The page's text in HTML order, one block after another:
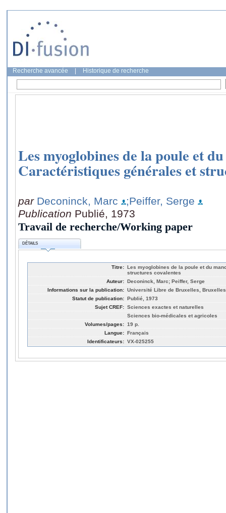
Recherche avancée Historique de recherche
Les myoglobines de la poule et
Caractéristiques générales et
par Deconinck, Marc
;Peiffer, Serge
Publication Publié, 1973
Travail de recherche/Working paper
DÉTAILS
Titre: Les myoglobines de la poule et du
structures covalentes
Auteur: Deconinck, Marc; Peiffer, Serge
Informations sur la publication: Université Libre de Bruxelles, Bruxelles
Statut de publication: Publié, 1973
Sujet CREF: Sciences exactes et naturelles
Sciences bio-médicales et agricoles
Volumes/pages: 19 p.
Langue: Français
Identificateurs: VX-025255